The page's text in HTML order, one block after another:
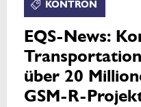
KONTRON
EQS-News:
über 20
GSM-R-